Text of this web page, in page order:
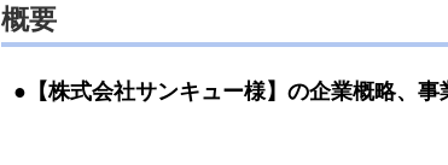
概要
●【株式会社サンキュー様】の企業概略、事